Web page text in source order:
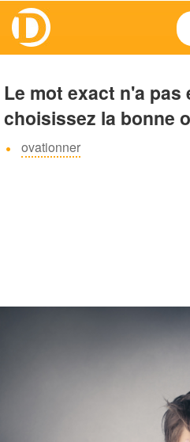
Le mot exact n'a pas
choisissez la bonne
ovationner